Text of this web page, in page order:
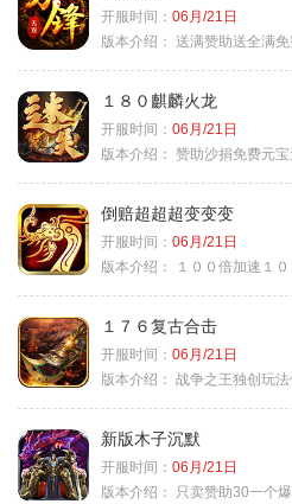
开服时间： 06月/21日
版本介绍： 送满赞助送全满
１８０麒麟火龙
开服时间： 06月/21日
版本介绍： 赞助沙捐免费元
倒赔超超超变变变
开服时间： 06月/21日
版本介绍：
１００倍加速１００
１７６复古合击
开服时间： 06月/21日
版本介绍： 战争之王独创玩
新版木子沉默
开服时间： 06月/21日
版本介绍：
只卖赞助30一个